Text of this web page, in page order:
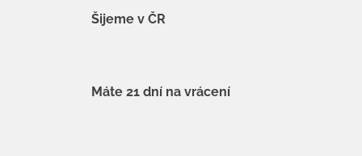
Šijeme v ČR
Máte 21 dní na vrácení